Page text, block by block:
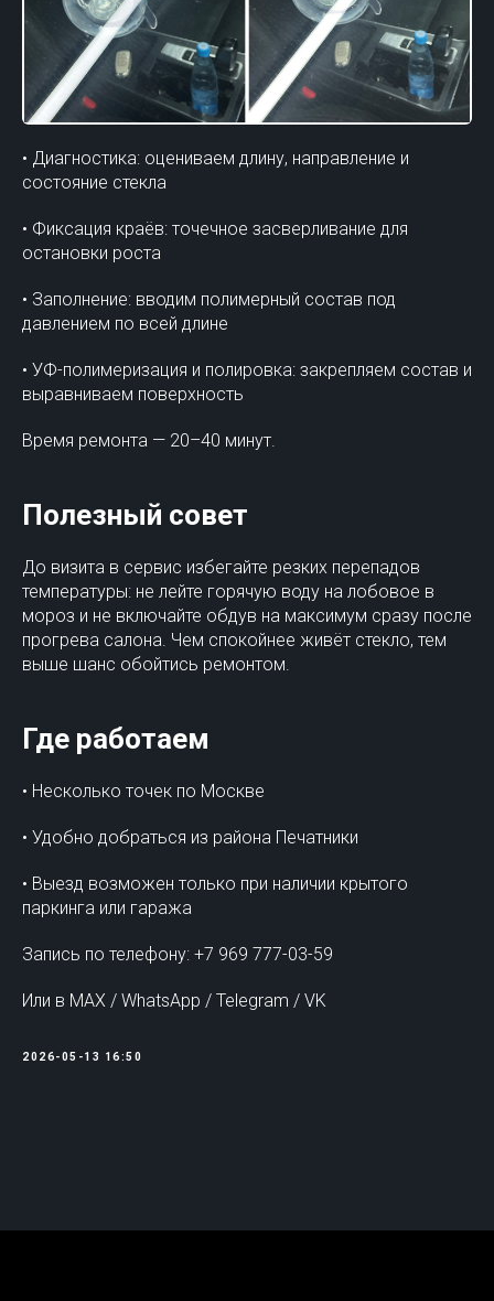
• Диагностика: оцениваем длину, направление и
состояние стекла
• Фиксация краёв: точечное засверливание для
остановки роста
• Заполнение: вводим полимерный состав под
давлением по всей длине
• УФ-полимеризация и полировка: закрепляем состав и
выравниваем поверхность
Время ремонта — 20–40 минут.
Полезный совет
До визита в сервис избегайте резких перепадов
температуры: не лейте горячую воду на лобовое в
мороз и не включайте обдув на максимум сразу после
прогрева салона. Чем спокойнее живёт стекло, тем
выше шанс обойтись ремонтом.
Где работаем
• Несколько точек по Москве
• Удобно добраться из района Печатники
• Выезд возможен только при наличии крытого
паркинга или гаража
Запись по телефону: +7 969 777-03-59
Или в MAX / WhatsApp / Telegram / VK
2026-05-13 16:50